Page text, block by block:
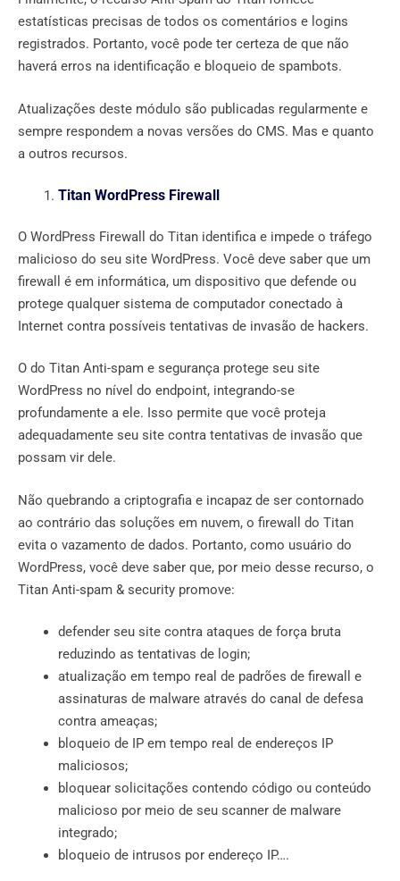
estatísticas precisas de todos os comentários e logins
registrados. Portanto, você pode ter certeza de que não
haverá erros na identificação e bloqueio de spambots.
Atualizações deste módulo são publicadas regularmente e
sempre respondem a novas versões do CMS. Mas e quanto
a outros recursos.
Titan WordPress Firewall
O WordPress Firewall do Titan identifica e impede o tráfego
malicioso do seu site WordPress. Você deve saber que um
firewall é em informática, um dispositivo que defende ou
protege qualquer sistema de computador conectado à
Internet contra possíveis tentativas de invasão de hackers.
O do Titan Anti-spam e segurança protege seu site
WordPress no nível do endpoint, integrando-se
profundamente a ele. Isso permite que você proteja
adequadamente seu site contra tentativas de invasão que
possam vir dele.
Não quebrando a criptografia e incapaz de ser contornado
ao contrário das soluções em nuvem, o firewall do Titan
evita o vazamento de dados. Portanto, como usuário do
WordPress, você deve saber que, por meio desse recurso, o
Titan Anti-spam & security promove:
defender seu site contra ataques de força bruta
reduzindo as tentativas de login;
atualização em tempo real de padrões de firewall e
assinaturas de malware através do canal de defesa
contra ameaças;
bloqueio de IP em tempo real de endereços IP
maliciosos;
bloquear solicitações contendo código ou conteúdo
malicioso por meio de seu scanner de malware
integrado;
bloqueio de intrusos por endereço IP….